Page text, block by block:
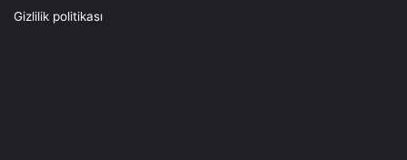
Gizlilik politikası